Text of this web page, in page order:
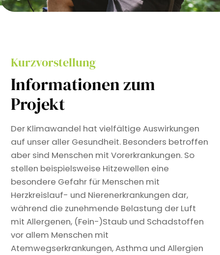
Kurzvorstellung
Informationen zum
Projekt
Der Klimawandel hat vielfältige Auswirkungen
auf unser aller Gesundheit. Besonders betroffen
aber sind Menschen mit Vorerkrankungen. So
stellen beispielsweise Hitzewellen eine
besondere Gefahr für Menschen mit
Herzkreislauf- und Nierenerkrankungen dar,
während die zunehmende Belastung der Luft
mit Allergenen, (Fein-)Staub und Schadstoffen
vor allem Menschen mit
Atemwegserkrankungen, Asthma und Allergien